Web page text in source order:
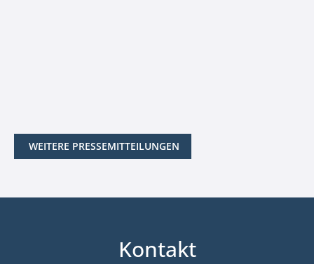
WEITERE PRESSEMITTEILUNGEN
Kontakt